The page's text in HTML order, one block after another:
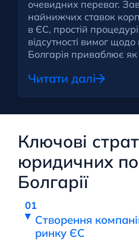
очевидних переваг.
найнижчих ставок
в ЄС, простій процедурі
відсутності вимог
Болгарія приваблює як
Читати далі
Ключові
юридичних
Болгарії
Створення
ринку ЄС